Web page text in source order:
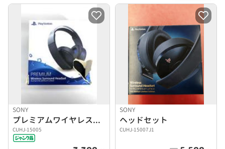
SONY
プレミアムワイヤレスサラウンドヘッドセット
CUHJ-15005
SONY
ヘッドセット
CUHJ-15007J1